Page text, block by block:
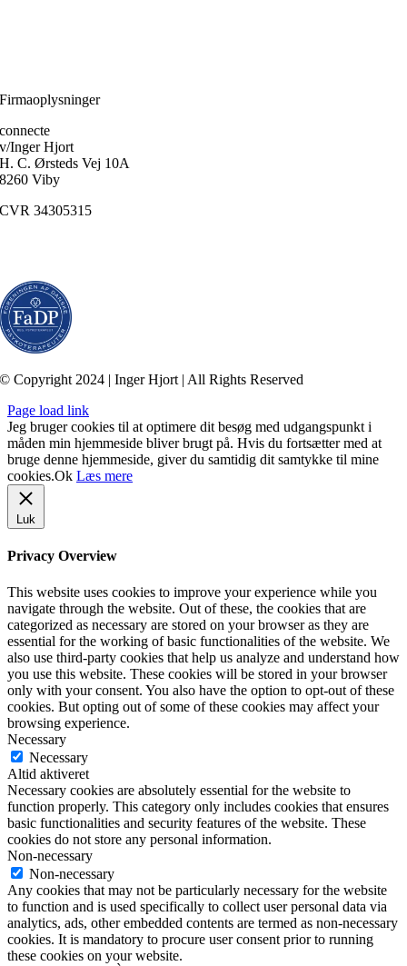
Firmaoplysninger
connecte
v/Inger Hjort
H. C. Ørsteds Vej 10A
8260 Viby
CVR 34305315
© Copyright 2024 | Inger Hjort | All Rights Reserved
Page load link
Jeg bruger cookies til at optimere dit besøg med udgangspunkt i
måden min hjemmeside bliver brugt på. Hvis du fortsætter med at
bruge denne hjemmeside, giver du samtidig dit samtykke til mine
cookies.Ok Læs mere
Luk
Privacy Overview
This website uses cookies to improve your experience while you
navigate through the website. Out of these, the cookies that are
categorized as necessary are stored on your browser as they are
essential for the working of basic functionalities of the website. We
also use third-party cookies that help us analyze and understand how
you use this website. These cookies will be stored in your browser
only with your consent. You also have the option to opt-out of these
cookies. But opting out of some of these cookies may affect your
browsing experience.
Necessary
Necessary
Altid aktiveret
Necessary cookies are absolutely essential for the website to
function properly. This category only includes cookies that ensures
basic functionalities and security features of the website. These
cookies do not store any personal information.
Non-necessary
Non-necessary
Any cookies that may not be particularly necessary for the website
to function and is used specifically to collect user personal data via
analytics, ads, other embedded contents are termed as non-necessary
cookies. It is mandatory to procure user consent prior to running
these cookies on your website.